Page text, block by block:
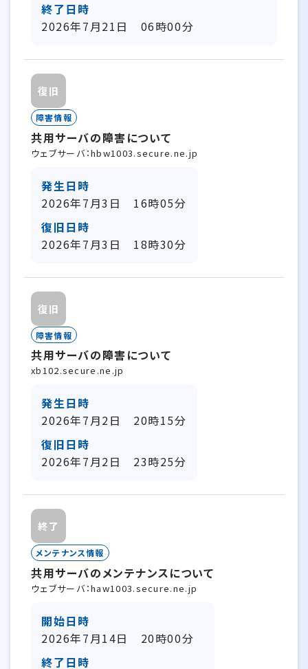
終了日時
2026年7月21日 06時00分
復旧
障害情報
共用サーバの障害について
ウェブサーバ：hbw1003.secure.ne.jp
発生日時
2026年7月3日 16時05分
復旧日時
2026年7月3日 18時30分
復旧
障害情報
共用サーバの障害について
xb102.secure.ne.jp
発生日時
2026年7月2日 20時15分
復旧日時
2026年7月2日 23時25分
終了
メンテナンス情報
共用サーバのメンテナンスについて
ウェブサーバ：haw1003.secure.ne.jp
開始日時
2026年7月14日 20時00分
終了日時